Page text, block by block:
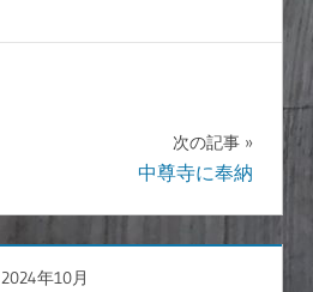
次の記事
中尊寺に奉納
2024年10月